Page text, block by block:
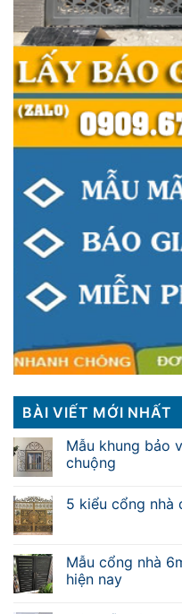
BÀI VIẾT MỚI NHẤT
Mẫu khung bảo
chuộng
5 kiểu cổng nhà
Mẫu cổng nhà
hiện nay